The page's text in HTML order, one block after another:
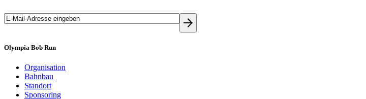
Olympia Bob Run
Organisation
Bahnbau
Standort
Sponsoring